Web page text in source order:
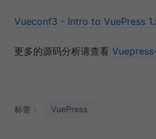
Vueconf3 - Intro to VuePress
更多的源码分析请查看
标签： VuePress